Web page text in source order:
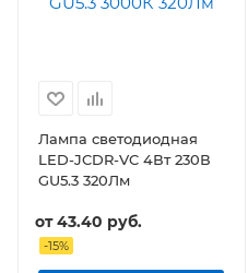
Лампа светодиодная
LED-JCDR-VC 4Вт 230В
GU5.3 320Лм
от43.40 руб.
-15%